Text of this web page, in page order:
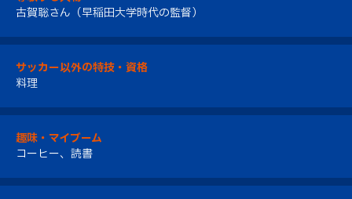
古賀聡さん（早稲田大学時代の監督）
サッカー以外の特技・資格
料理
趣味・マイブーム
コーヒー、読書